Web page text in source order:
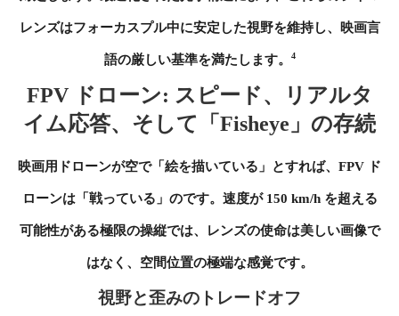
レンズはフォーカスプル中に安定した視野を維持し、映画言
語の厳しい基準を満たします。 4
FPV ドローン: スピード、リアルタ
イム応答、そして「Fisheye」の存続
映画用ドローンが空で「絵を描いている」とすれば、FPV ド
ローンは「戦っている」のです。速度が 150 km/h を超える
可能性がある極限の操縦では、レンズの使命は美しい画像で
はなく、空間位置の極端な感覚です。
視野と歪みのトレードオフ